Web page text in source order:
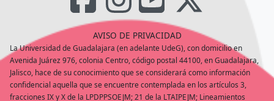
AVISO DE PRIVACIDAD
La Universidad de Guadalajara (en adelante UdeG), con domicilio en
Avenida Juárez 976, colonia Centro, código postal 44100, en Guadalajara,
Jalisco, hace de su conocimiento que se considerará como información
confidencial aquella que se encuentre contemplada en los artículos 3,
fracciones IX y X de la LPDPPSOEJM; 21 de la LTAIPEJM; Lineamientos